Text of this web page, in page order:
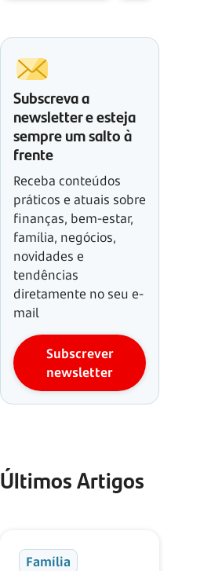
Subscreva a
newsletter e esteja
sempre um salto à
frente
Receba conteúdos
práticos e atuais sobre
finanças, bem-estar,
família, negócios,
novidades e
tendências
diretamente no seu e-
mail
Subscrever
newsletter
Últimos Artigos
Família